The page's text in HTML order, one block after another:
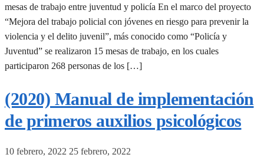
mesas de trabajo entre juventud y policía En el marco del proyecto
“Mejora del trabajo policial con jóvenes en riesgo para prevenir la
violencia y el delito juvenil”, más conocido como “Policía y
Juventud” se realizaron 15 mesas de trabajo, en los cuales
participaron 268 personas de los […]
(2020) Manual de implementación
de primeros auxilios psicológicos
10 febrero, 2022 25 febrero, 2022